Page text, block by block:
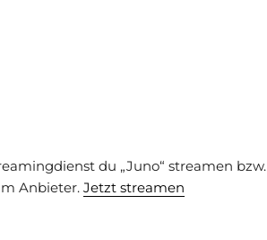
du „Juno“ streamen bzw.
Anbieter. Jetzt streamen